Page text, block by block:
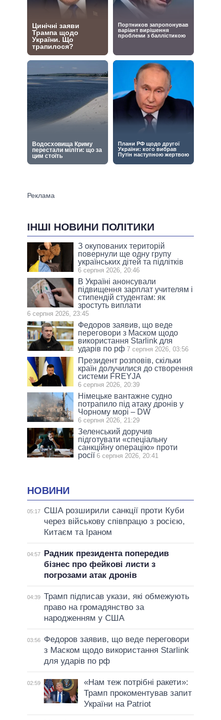
ІНШІ НОВИНИ ПОЛІТИКИ
З окупованих територій
повернули ще одну групу
українських дітей та підлітків
6 серпня 2026, 20:46
В Україні анонсували
підвищення зарплат учителям і
стипендій студентам: як
зростуть виплати
6 серпня 2026, 23:45
Федоров заявив, що веде
переговори з Маском щодо
використання Starlink для
ударів по рф 7 серпня 2026, 03:56
Президент розповів, скільки
країн долучилися до створення
системи FREYJA
6 серпня 2026, 20:39
Німецьке вантажне судно
потрапило під атаку дронів у
Чорному морі – DW
6 серпня 2026, 21:29
Зеленський доручив
підготувати «спеціальну
санкційну операцію» проти
росії 6 серпня 2026, 20:41
НОВИНИ
05:17
США розширили санкції проти Куби
через військову співпрацю з росією,
Китаєм та Іраном
04:57
Радник президента попередив
бізнес про фейкові листи з
погрозами атак дронів
04:39 Трамп підписав укази, які обмежують
право на громадянство за
народженням у США
03:56
Федоров заявив, що веде переговори
з Маском щодо використання Starlink
для ударів по рф
02:59
«Нам теж потрібні ракети»:
Трамп прокоментував запит
України на Patriot